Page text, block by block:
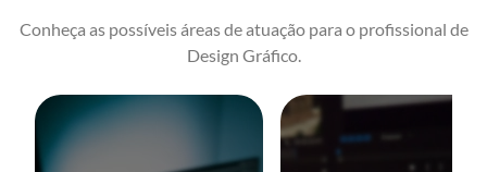
Conheça as possíveis áreas de atuação para o profissional de
Design Gráfico.